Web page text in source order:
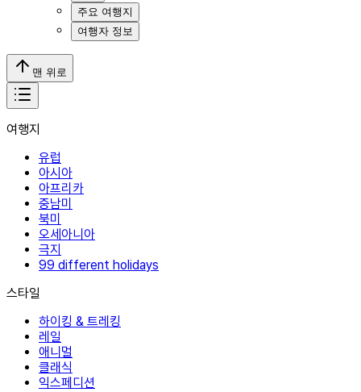
주요 여행지
여행자 정보
맨 위로
여행지
유럽
아시아
아프리카
중남미
북미
오세아니아
극지
99 different holidays
스타일
하이킹 & 트레킹
레일
애니멀
클래식
익스페디션